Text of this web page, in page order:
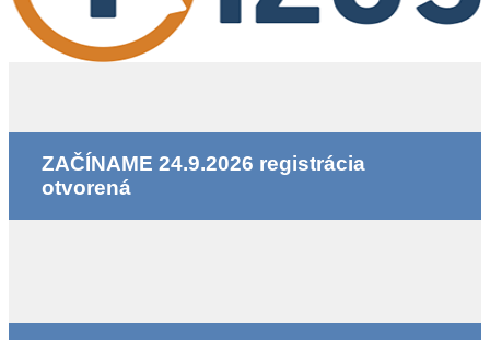
ZAČÍNAME 24.9.2026 registrácia
otvorená